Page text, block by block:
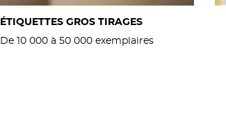
ÉTIQUETTES GROS TIRAGES
De 10 000 à 50 000 exemplaires